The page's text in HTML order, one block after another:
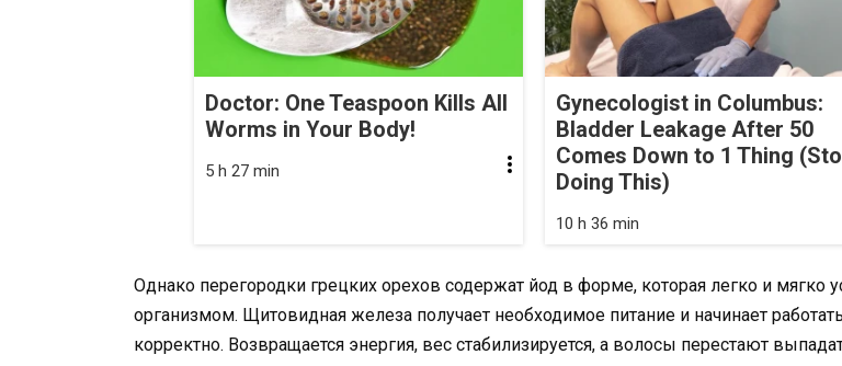
Doctor: One Teaspoon Kills All
Worms in Your Body!
5 h 27 min
Gynecologist in Columbus:
Bladder Leakage After 50
Comes Down to 1 Thing
Doing This)
10 h 36 min
Однако перегородки грецких орехов содержат йод в форме, которая легко и мягко
организмом. Щитовидная железа получает необходимое питание и начинает работать
корректно. Возвращается энергия, вес стабилизируется, а волосы перестают